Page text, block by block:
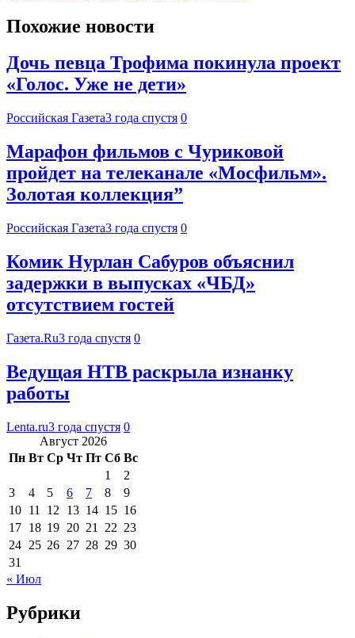
Похожие новости
Дочь певца Трофима покинула проект
«Голос. Уже не дети»
Российская Газета3 года спустя 0
Марафон фильмов с Чуриковой
пройдет на телеканале «Мосфильм».
Золотая коллекция”
Российская Газета3 года спустя 0
Комик Нурлан Сабуров объяснил
задержки в выпусках «ЧБД»
отсутствием гостей
Газета.Ru3 года спустя 0
Ведущая НТВ раскрыла изнанку
работы
Lenta.ru3 года спустя 0
Август 2026
Пн Вт Ср Чт Пт Сб Вс
1
2
3
4 5 6 7 8
9
10 11 12 13 14 15 16
17 18 19 20 21 22 23
24 25 26 27 28 29 30
31
« Июл
Рубрики